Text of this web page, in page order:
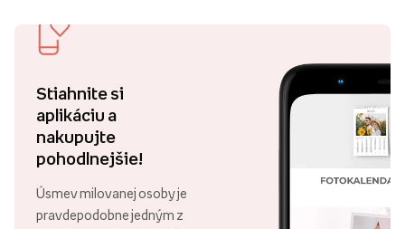
Stiahnite si
aplikáciu a
nakupujte
pohodlnejšie!
Úsmev milovanej osoby je
pravdepodobne jedným z